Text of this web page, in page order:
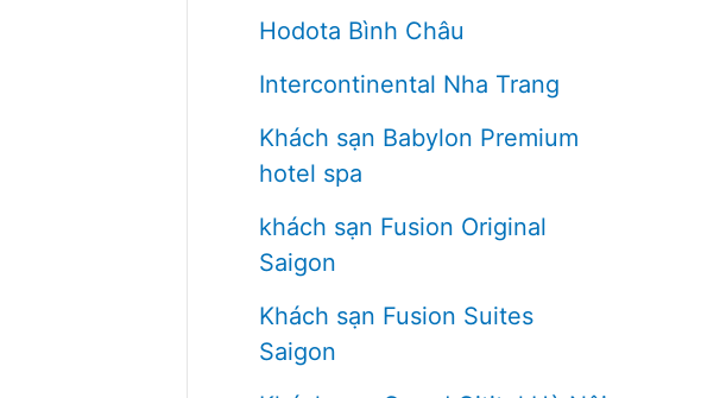
Hodota Bình Châu
Intercontinental Nha Trang
Khách sạn Babylon Premium
hotel spa
khách sạn Fusion Original
Saigon
Khách sạn Fusion Suites
Saigon